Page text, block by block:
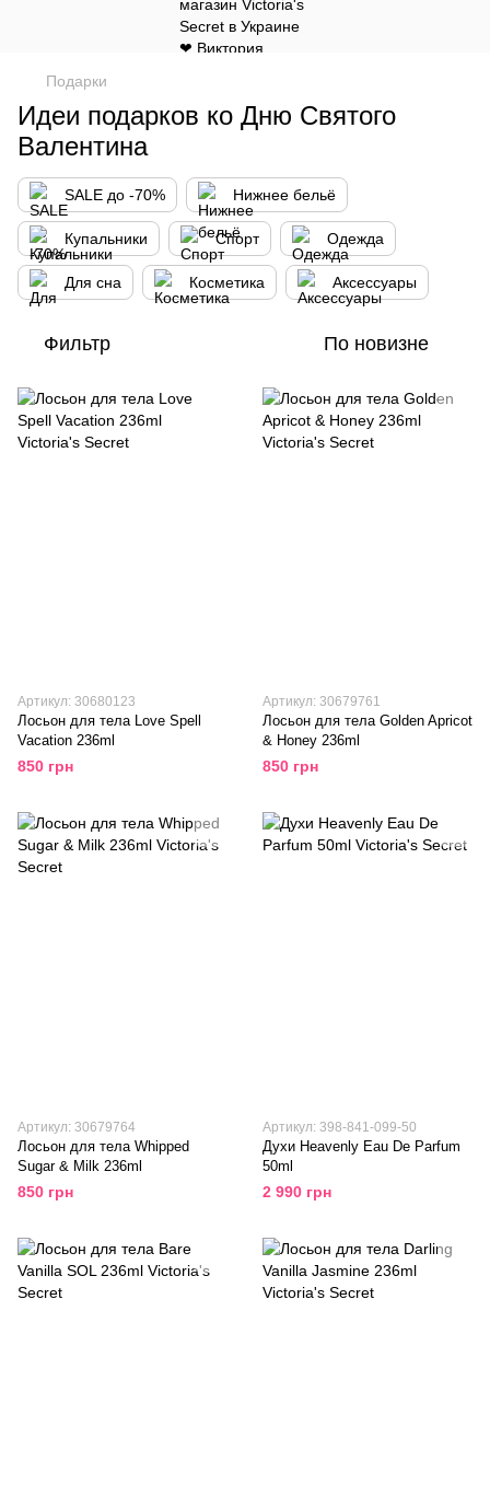
Подарки
Идеи подарков ко Дню Святого
Валентина
SALE до -70% Нижнее бельё
Купальники Спорт Одежда
Для сна Косметика Аксессуары
Фильтр По новизне
Артикул: 30680123
Лосьон для тела Love Spell
Vacation 236ml
850 грн
Артикул: 30679761
Лосьон для тела Golden Apricot
& Honey 236ml
850 грн
Артикул: 30679764
Лосьон для тела Whipped
Sugar & Milk 236ml
850 грн
Артикул: 398-841-099-50
Духи Heavenly Eau De Parfum
50ml
2 990 грн